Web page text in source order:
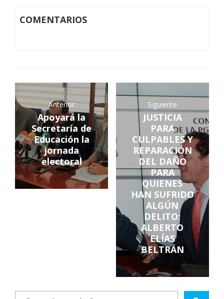
COMENTARIOS
Anterior
Apoyará la
Secretaría de
Educación la
jornada
electoral
Siguiente
JUSTICIA
PARA
CULPABLES Y
REPARACIÓN
DEL DAÑO
PARA
QUIENES
HAN SUFRIDO
ALGÚN
DELITO:
ALBERTO
ELÍAS
BELTRÁN